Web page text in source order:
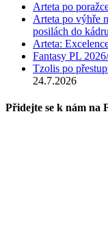
Arteta po
Arteta po výhře
posilách do kádru
Arteta:
Fantasy PL
Tzolis po
24.7.2026
Přidejte se k nám na